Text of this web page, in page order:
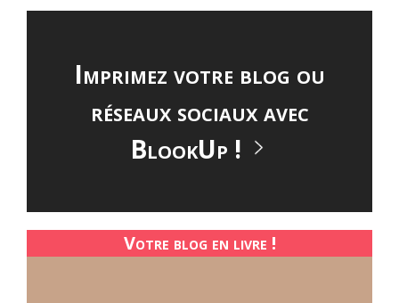
Imprimez votre blog ou
réseaux sociaux avec
BlookUp !
Votre blog en livre !